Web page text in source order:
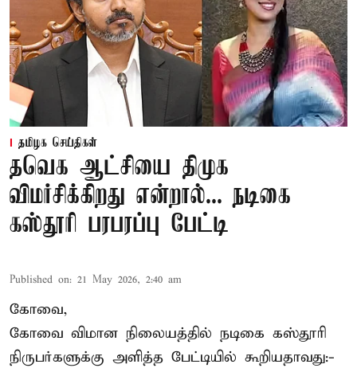
தமிழக செய்திகள்
தவெக ஆட்சியை திமுக
விமர்சிக்கிறது என்றால்... நடிகை
கஸ்தூரி பரபரப்பு பேட்டி
Published on: 21 May 2026, 2:40 am
கோவை,
கோவை விமான நிலையத்தில் நடிகை கஸ்தூரி
நிருபர்களுக்கு அளித்த பேட்டியில் கூறியதாவது:-